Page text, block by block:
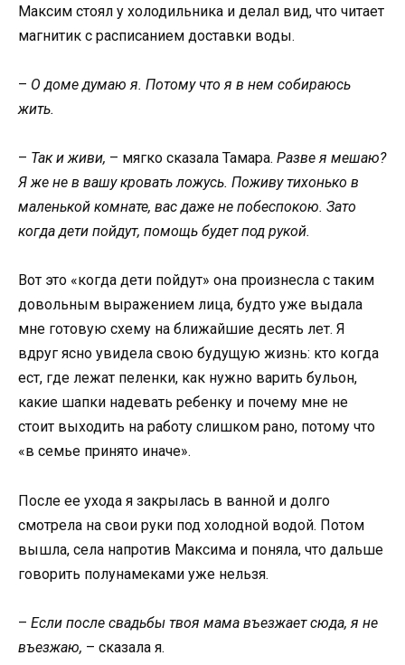
Максим стоял у холодильника и делал вид, что читает
магнитик с расписанием доставки воды.
– О доме думаю я. Потому что я в нем собираюсь
жить.
– Так и живи, – мягко сказала Тамара. Разве я мешаю?
Я же не в вашу кровать ложусь. Поживу тихонько в
маленькой комнате, вас даже не побеспокою. Зато
когда дети пойдут, помощь будет под рукой.
Вот это «когда дети пойдут» она произнесла с таким
довольным выражением лица, будто уже выдала
мне готовую схему на ближайшие десять лет. Я
вдруг ясно увидела свою будущую жизнь: кто когда
ест, где лежат пеленки, как нужно варить бульон,
какие шапки надевать ребенку и почему мне не
стоит выходить на работу слишком рано, потому что
«в семье принято иначе».
После ее ухода я закрылась в ванной и долго
смотрела на свои руки под холодной водой. Потом
вышла, села напротив Максима и поняла, что дальше
говорить полунамеками уже нельзя.
– Если после свадьбы твоя мама въезжает сюда, я не
въезжаю, – сказала я.